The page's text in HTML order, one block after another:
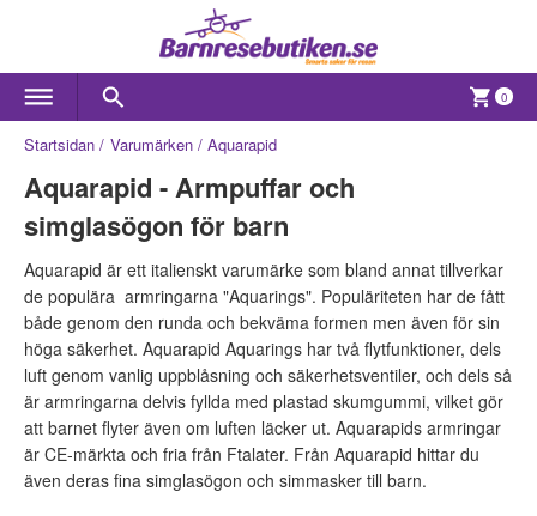
0
Startsidan Varumärken Aquarapid
Aquarapid - Armpuffar och
simglasögon för barn
Aquarapid är ett italienskt varumärke som bland annat tillverkar
de populära armringarna "Aquarings". Populäriteten har de fått
både genom den runda och bekväma formen men även för sin
höga säkerhet. Aquarapid Aquarings har två flytfunktioner, dels
luft genom vanlig uppblåsning och säkerhetsventiler, och dels så
är armringarna delvis fyllda med plastad skumgummi, vilket gör
att barnet flyter även om luften läcker ut. Aquarapids armringar
är CE-märkta och fria från Ftalater. Från Aquarapid hittar du
även deras fina simglasögon och simmasker till barn.